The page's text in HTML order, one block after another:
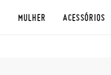
MULHER ACESSÓRIOS